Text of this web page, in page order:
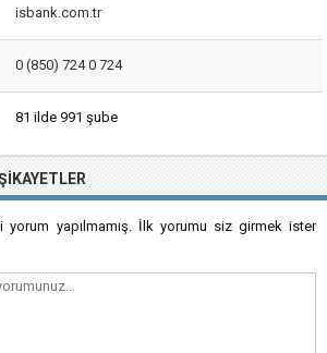
isbank.com.tr
0 (850) 724 0 724
81 ilde 991 şube
yapılmamış. İlk yorumu siz girmek ister